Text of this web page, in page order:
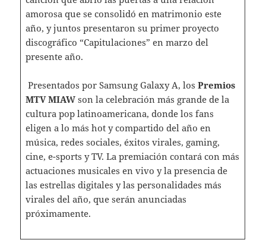
amorosa que se consolidó en matrimonio este
año, y juntos presentaron su primer proyecto
discográfico “Capitulaciones” en marzo del
presente año.
Presentados por Samsung Galaxy A, los Premios
MTV MIAW son la celebración más grande de la
cultura pop latinoamericana, donde los fans
eligen a lo más hot y compartido del año en
música, redes sociales, éxitos virales, gaming,
cine, e-sports y TV. La premiación contará con más
actuaciones musicales en vivo y la presencia de
las estrellas digitales y las personalidades más
virales del año, que serán anunciadas
próximamente.